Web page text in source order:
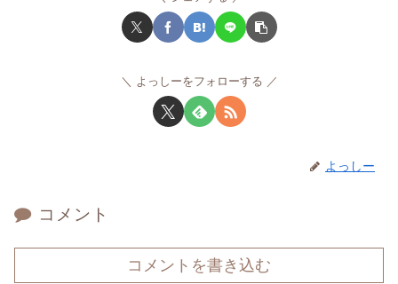
よっしーをフォローする
よっしー
コメント
コメントを書き込む